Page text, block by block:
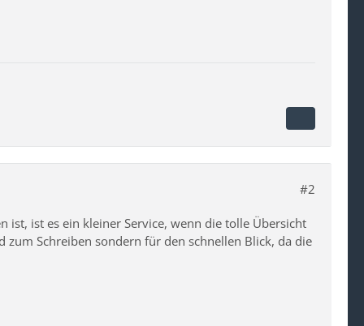
#2
ist, ist es ein kleiner Service, wenn die tolle Übersicht
Schreiben sondern für den schnellen Blick, da die